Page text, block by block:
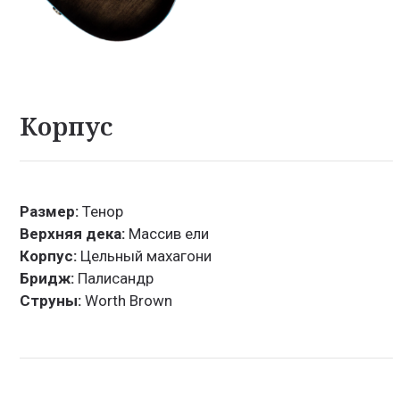
Корпус
Размер: Тенор
Верхняя дека: Массив ели
Корпус: Цельный махагони
Бридж: Палисандр
Струны:Worth Brown